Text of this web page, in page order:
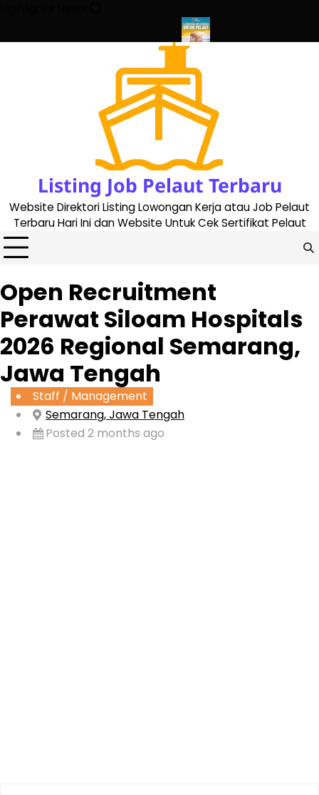
content
Listing Job Pelaut Terbaru
Website Direktori Listing Lowongan Kerja atau Job Pelaut
Terbaru Hari Ini dan Website Untuk Cek Sertifikat Pelaut
Open Recruitment
Perawat Siloam Hospitals
2026 Regional Semarang,
Jawa Tengah
Staff / Management
Semarang, Jawa Tengah
Posted 2 months ago